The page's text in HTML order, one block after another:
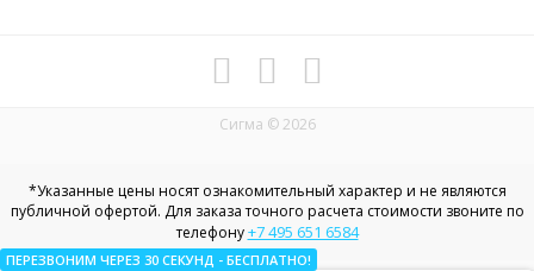
Сигма © 2026
*Указанные цены носят ознакомительный характер и не являются
публичной офертой. Для заказа точного расчета стоимости звоните по
телефону+7 495 651 6584
ПЕРЕЗВОНИМ ЧЕРЕЗ 30 СЕКУНД - БЕСПЛАТНО!